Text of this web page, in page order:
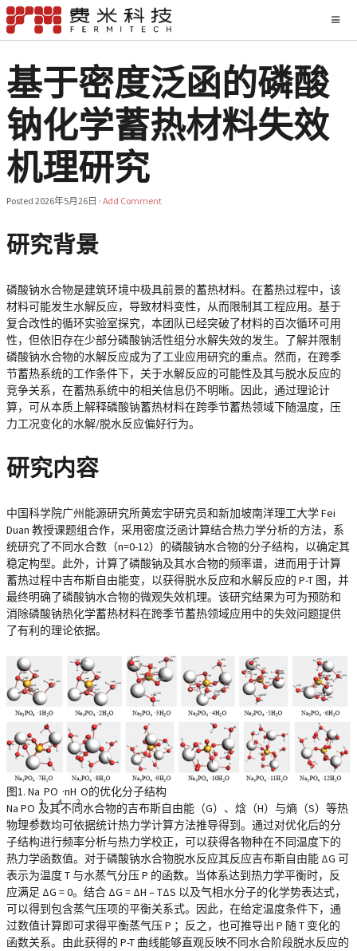
基于密度泛函的磷酸
钠化学蓄热材料失效
机理研究
Posted 2026年5月26日 · Add Comment
研究背景
磷酸钠水合物是建筑环境中极具前景的蓄热材料。在蓄热过程中，该
材料可能发生水解反应，导致材料变性，从而限制其工程应用。基于
复合改性的循环实验室探究，本团队已经突破了材料的百次循环可用
性，但依旧存在少部分磷酸钠活性组分水解失效的发生。了解并限制
磷酸钠水合物的水解反应成为了工业应用研究的重点。然而，在跨季
节蓄热系统的工作条件下，关于水解反应的可能性及其与脱水反应的
竞争关系，在蓄热系统中的相关信息仍不明晰。因此，通过理论计
算，可从本质上解释磷酸钠蓄热材料在跨季节蓄热领域下随温度，压
力工况变化的水解/脱水反应偏好行为。
研究内容
中国科学院广州能源研究所黄宏宇研究员和新加坡南洋理工大学 Fei
Duan 教授课题组合作，采用密度泛函计算结合热力学分析的方法，系
统研究了不同水合数（n=0-12）的磷酸钠水合物的分子结构，以确定其
稳定构型。此外，计算了磷酸钠及其水合物的频率谱，进而用于计算
蓄热过程中吉布斯自由能变，以获得脱水反应和水解反应的 P-T 图，并
最终明确了磷酸钠水合物的微观失效机理。该研究结果为可为预防和
消除磷酸钠热化学蓄热材料在跨季节蓄热领域应用中的失效问题提供
了有利的理论依据。
图1. Na
3
PO
4
·nH
2
O的优化分子结构
Na
3
PO
4
及其不同水合物的吉布斯自由能（G）、焓（H）与熵（S）等热
物理参数均可依据统计热力学计算方法推导得到。通过对优化后的分
子结构进行频率分析与热力学校正，可以获得各物种在不同温度下的
热力学函数值。对于磷酸钠水合物脱水反应其反应吉布斯自由能 ΔG 可
表示为温度 T 与水蒸气分压 P 的函数。当体系达到热力学平衡时，反
应满足 ΔG = 0。结合 ΔG = ΔH – TΔS 以及气相水分子的化学势表达式，
可以得到包含蒸气压项的平衡关系式。因此，在给定温度条件下，通
过数值计算即可求得平衡蒸气压 P ；反之，也可推导出 P 随 T 变化的
函数关系。由此获得的 P-T 曲线能够直观反映不同水合阶段脱水反应的